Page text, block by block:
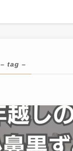
– tag –